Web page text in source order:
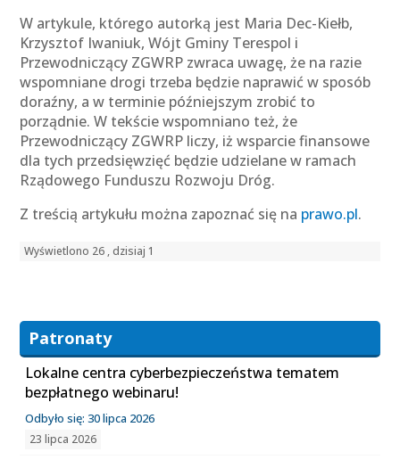
W artykule, którego autorką jest Maria Dec-Kiełb,
Krzysztof Iwaniuk, Wójt Gminy Terespol i
Przewodniczący ZGWRP zwraca uwagę, że na razie
wspomniane drogi trzeba będzie naprawić w sposób
doraźny, a w terminie późniejszym zrobić to
porządnie. W tekście wspomniano też, że
Przewodniczący ZGWRP liczy, iż wsparcie finansowe
dla tych przedsięwzięć będzie udzielane w ramach
Rządowego Funduszu Rozwoju Dróg.
Z treścią artykułu można zapoznać się na prawo.pl.
Wyświetlono 26 , dzisiaj 1
Patronaty
Lokalne centra cyberbezpieczeństwa tematem
bezpłatnego webinaru!
Odbyło się: 30 lipca 2026
23 lipca 2026